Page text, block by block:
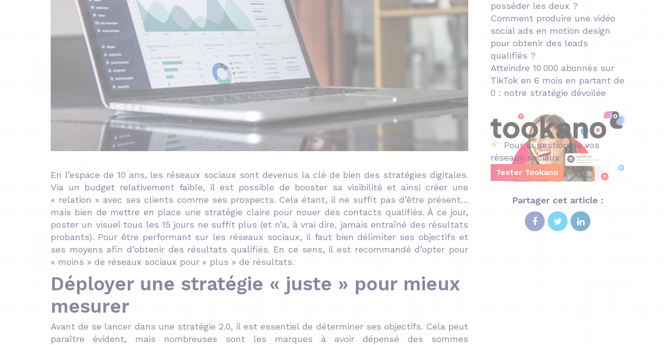
En l’espace de 10 ans, les réseaux sociaux sont devenus la clé de bien des stratégies digitales.
Via un budget relativement faible, il est possible de booster sa visibilité et ainsi créer une
« relation » avec ses clients comme ses prospects. Cela étant, il ne suffit pas d’être présent…
mais bien de mettre en place une stratégie claire pour nouer des contacts qualifiés. À ce jour,
poster un visuel tous les 15 jours ne suffit plus (et n’a, à vrai dire, jamais entraîné des résultats
probants). Pour être performant sur les réseaux sociaux, il faut bien délimiter ses objectifs et
ses moyens afin d’obtenir des résultats qualifiés. En ce sens, il est recommandé d’opter pour
« moins » de réseaux sociaux pour « plus » de résultats.
Déployer une stratégie « juste » pour mieux
mesurer
Avant de se lancer dans une stratégie 2.0, il est essentiel de déterminer ses objectifs. Cela peut
paraître évident, mais nombreuses sont les marques à avoir dépensé des sommes
posséder les deux ?
Comment produire une vidéo
social ads en motion design
pour obtenir des leads
qualifiés ?
Atteindre 10 000 abonnés sur
TikTok en 6 mois en partant de
0 : notre stratégie dévoilée
Pour la gestion de vos
réseaux sociaux
Tester Tookano
Partager cet article :